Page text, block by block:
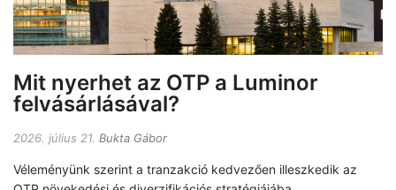
Mit nyerhet az OTP a Luminor
felvásárlásával?
2026. július 21. Bukta Gábor
Véleményünk szerint a tranzakció kedvezően illeszkedik az